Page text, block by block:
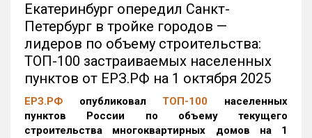
Екатеринбург опередил Санкт-
Петербург в тройке городов —
лидеров по объему строительства:
ТОП-100 застраиваемых населенных
пунктов от ЕРЗ.РФ на 1 октября 2025
ЕРЗ.РФ опубликовал ТОП-100 населенных
пунктов России по объему текущего
строительства многоквартирных домов на 1